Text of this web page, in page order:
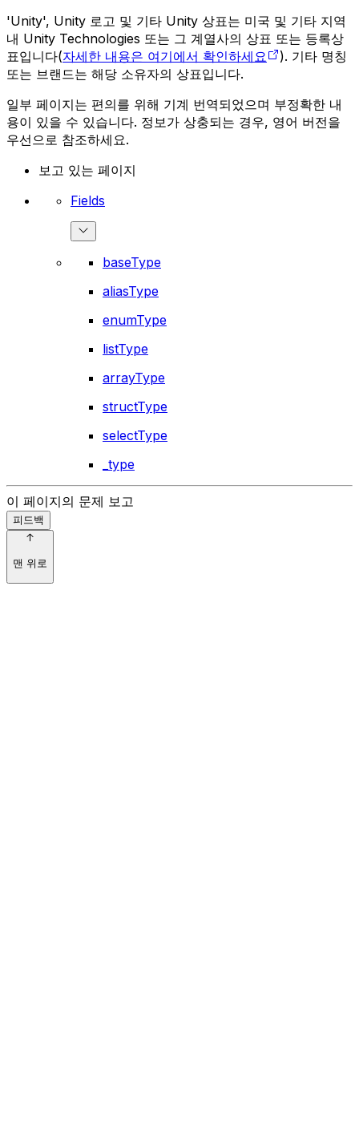
'Unity', Unity 로고 및 기타 Unity 상표는 미국 및 기타 지역
내 Unity Technologies 또는 그 계열사의 상표 또는 등록상
표입니다(자세한 내용은 여기에서 확인하세요
). 기타 명칭
또는 브랜드는 해당 소유자의 상표입니다.
일부 페이지는 편의를 위해 기계 번역되었으며 부정확한 내
용이 있을 수 있습니다. 정보가 상충되는 경우, 영어 버전을
우선으로 참조하세요.
보고 있는 페이지
Fields
baseType
aliasType
enumType
listType
arrayType
structType
selectType
_type
이 페이지의 문제 보고
피드백
맨 위로